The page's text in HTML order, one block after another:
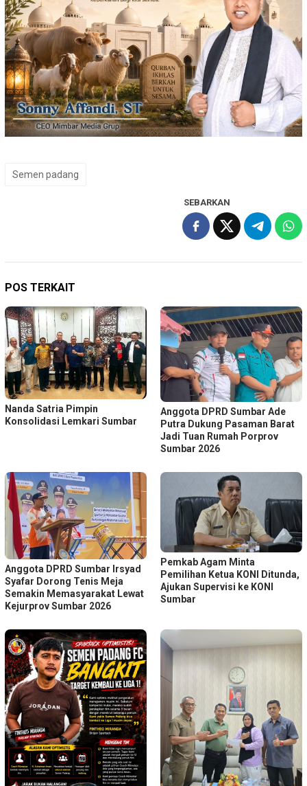
Semen padang
SEBARKAN
POS TERKAIT
Nanda Satria Pimpin
Konsolidasi Lemkari Sumbar
Anggota DPRD Sumbar Ade
Putra Dukung Pasaman Barat
Jadi Tuan Rumah Porprov
Sumbar 2026
Anggota DPRD Sumbar Irsyad
Syafar Dorong Tenis Meja
Semakin Memasyarakat Lewat
Kejurprov Sumbar 2026
Pemkab Agam Minta
Pemilihan Ketua KONI Ditunda,
Ajukan Supervisi ke KONI
Sumbar